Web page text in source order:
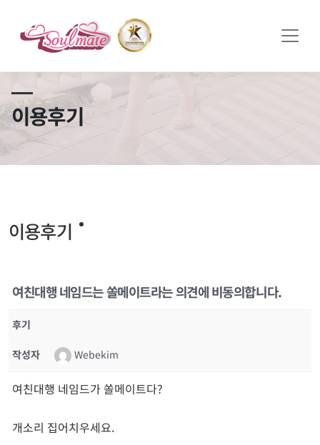
이용후기
이용후기
여친대행 네임드는 쏠메이트라는 의견에 비동의합니다.
후기
작성자 Webekim
여친대행 네임드가 쏠메이트다?
개소리 집어치우세요.
쏠메이트×토모토모 프로모션 영상 full버전 보러가기